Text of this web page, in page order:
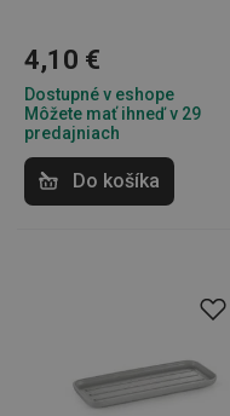
4,10 €
Dostupné v eshope
Môžete mať ihneď v 29
predajniach
Do košíka